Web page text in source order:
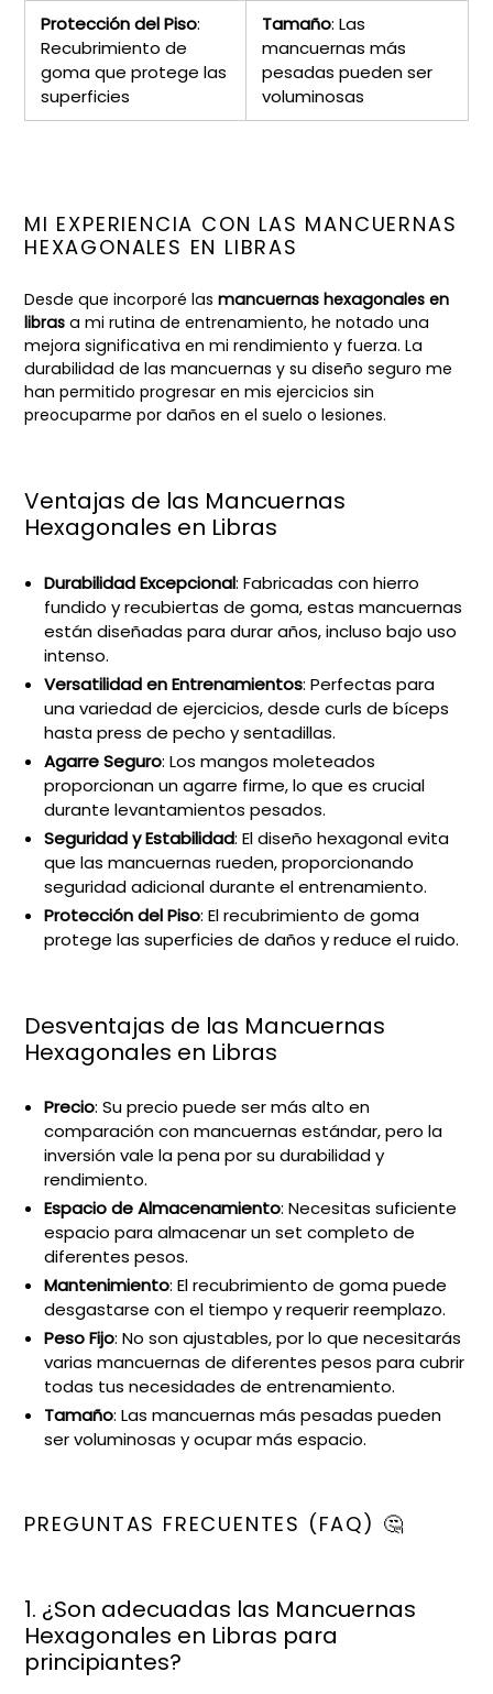
Protección del Piso:
Recubrimiento de
goma que protege las
superficies
Tamaño: Las
mancuernas más
pesadas pueden ser
voluminosas
MI EXPERIENCIA CON LAS MANCUERNAS
HEXAGONALES EN LIBRAS
Desde que incorporé las mancuernas hexagonales en
libras a mi rutina de entrenamiento, he notado una
mejora significativa en mi rendimiento y fuerza. La
durabilidad de las mancuernas y su diseño seguro me
han permitido progresar en mis ejercicios sin
preocuparme por daños en el suelo o lesiones.
Ventajas de las Mancuernas
Hexagonales en Libras
Durabilidad Excepcional: Fabricadas con hierro
fundido y recubiertas de goma, estas mancuernas
están diseñadas para durar años, incluso bajo uso
intenso.
Versatilidad en Entrenamientos: Perfectas para
una variedad de ejercicios, desde curls de bíceps
hasta press de pecho y sentadillas.
Agarre Seguro: Los mangos moleteados
proporcionan un agarre firme, lo que es crucial
durante levantamientos pesados.
Seguridad y Estabilidad: El diseño hexagonal evita
que las mancuernas rueden, proporcionando
seguridad adicional durante el entrenamiento.
Protección del Piso: El recubrimiento de goma
protege las superficies de daños y reduce el ruido.
Desventajas de las Mancuernas
Hexagonales en Libras
Precio: Su precio puede ser más alto en
comparación con mancuernas estándar, pero la
inversión vale la pena por su durabilidad y
rendimiento.
Espacio de Almacenamiento: Necesitas suficiente
espacio para almacenar un set completo de
diferentes pesos.
Mantenimiento: El recubrimiento de goma puede
desgastarse con el tiempo y requerir reemplazo.
Peso Fijo: No son ajustables, por lo que necesitarás
varias mancuernas de diferentes pesos para cubrir
todas tus necesidades de entrenamiento.
Tamaño: Las mancuernas más pesadas pueden
ser voluminosas y ocupar más espacio.
PREGUNTAS FRECUENTES (FAQ) 🤔
1. ¿Son adecuadas las Mancuernas
Hexagonales en Libras para
principiantes?